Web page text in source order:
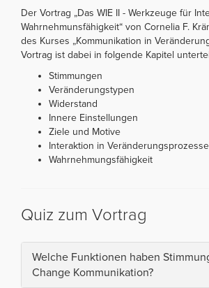
Der Vortrag „Das WIE II - Werkzeuge für
Wahrnehmunsfähigkeit“ von Cornelia F.
des Kurses „Kommunikation in
Vortrag ist dabei in folgende Kapitel
Stimmungen
Veränderungstypen
Widerstand
Innere Einstellungen
Ziele und Motive
Interaktion in
Wahrnehmungsfähigkeit
Quiz zum Vortrag
Welche Funktionen haben
Change Kommunikation?